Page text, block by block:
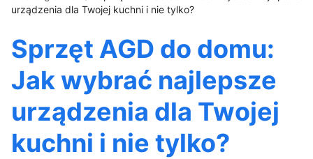
urządzenia dla Twojej kuchni i nie tylko?
Sprzęt AGD do domu:
Jak wybrać najlepsze
urządzenia dla Twojej
kuchni i nie tylko?